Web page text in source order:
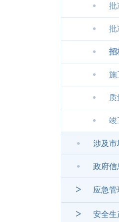
批
批
招
施
竣
涉及市
政府信
> 应急管
> 安全生